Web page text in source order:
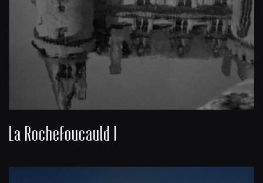
La Rochefoucauld I